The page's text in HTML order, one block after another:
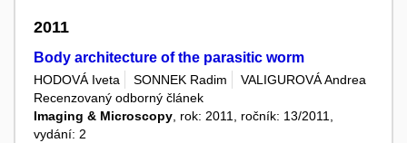
2011
Body architecture of the parasitic worm
HODOVÁ Iveta SONNEK Radim
VALIGUROVÁ Andrea
Recenzovaný odborný článek
Imaging & Microscopy, rok: 2011, ročník: 13/2011,
vydání: 2